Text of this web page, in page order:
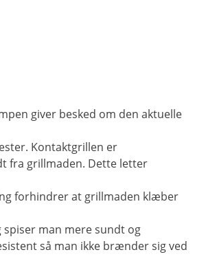
giver besked om den aktuelle
Kontaktgrillen er
fra grillmaden. Dette letter
forhindrer at grillmaden klæber
man mere sundt og
så man ikke brænder sig ved